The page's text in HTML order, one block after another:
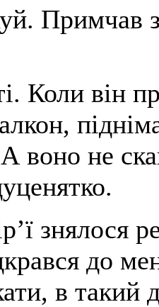
Примчав з
Коли він
воно не
знялося
до
в такий